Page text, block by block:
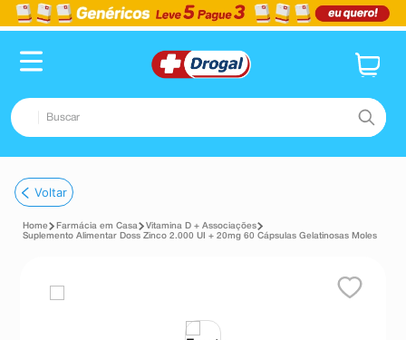
Buscar
1º fralda
2º pampers confort sec max
lenço umedecido
Voltar
Farmácia em Casa
Vitamina D + Associações
Suplemento Alimentar Doss Zinco 2.000 UI + 20mg 60 Cápsulas Gelatinosas Moles